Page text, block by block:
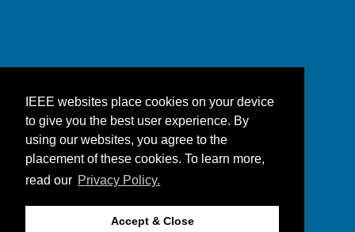
IEEE websites place cookies on your device
to give you the best user experience. By
using our websites, you agree to the
placement of these cookies. To learn more,
read our Privacy Policy.
Accept & Close